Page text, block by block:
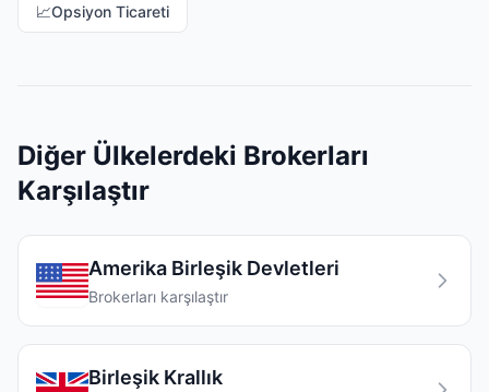
📈Opsiyon Ticareti
Diğer Ülkelerdeki Brokerları
Karşılaştır
Amerika Birleşik Devletleri
Brokerları karşılaştır
Birleşik Krallık